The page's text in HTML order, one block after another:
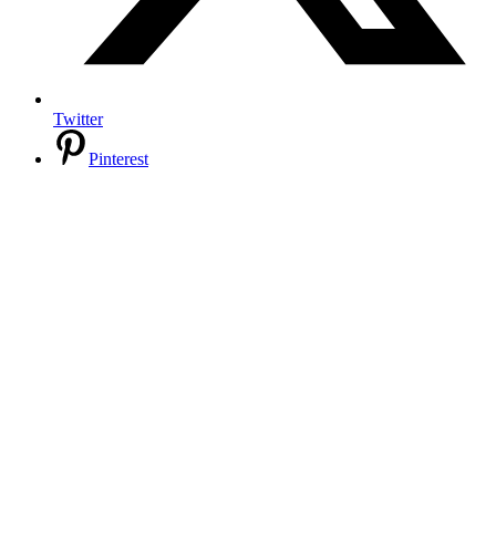
Twitter
Pinterest